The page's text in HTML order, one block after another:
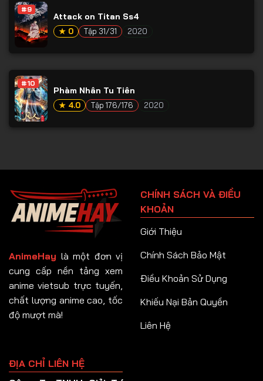
#9
Attack on Titan Ss4
★ 0 Tập 31/31 2020
#10
Phàm Nhân Tu Tiên
★ 4.0 Tập 176/176 2020
AnimeHay là một đơn vị
cung cấp nền tảng xem
anime vietsub trực tuyến,
chất lượng anime cao, tốc
độ mượt mà!
CHÍNH SÁCH VÀ ĐIỀU
KHOẢN
Giới Thiệu
Chính Sách Bảo Mật
Điều Khoản Sử Dụng
Khiếu Nại Bản Quyền
Liên Hệ
ĐỊA CHỈ LIÊN HỆ